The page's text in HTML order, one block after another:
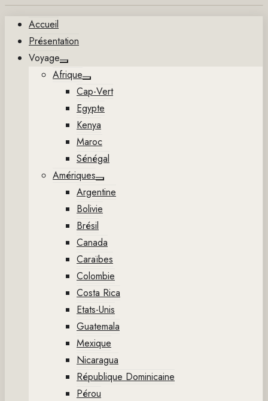
contenu
Accueil
Présentation
Voyage
Show
sub
menu
Afrique
Show
sub
menu
Cap-Vert
Egypte
Kenya
Maroc
Sénégal
Amériques
Show
sub
menu
Argentine
Bolivie
Brésil
Canada
Caraïbes
Colombie
Costa Rica
Etats-Unis
Guatemala
Mexique
Nicaragua
République Dominicaine
Pérou